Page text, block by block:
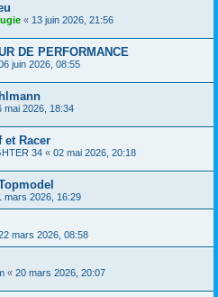
« 13 juin 2026, 21:56
DE PERFORMANCE
juin 2026, 08:55
mai 2026, 18:34
et Racer
34 « 02 mai 2026, 20:18
mars 2026, 16:29
mars 2026, 08:58
« 20 mars 2026, 20:07